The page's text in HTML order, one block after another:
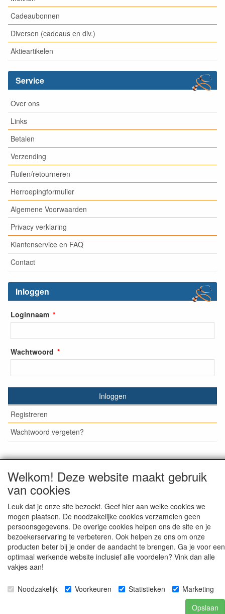
Cadeaubonnen
Diversen (cadeaus en div.)
Aktieartikelen
Service
Over ons
Links
Betalen
Verzending
Ruilen/retourneren
Herroepingformulier
Algemene Voorwaarden
Privacy verklaring
Klantenservice en FAQ
Contact
Inloggen
Loginnaam
Wachtwoord
Inloggen
Registreren
Wachtwoord vergeten?
© Medisan Trading | Alblasserdam. Alle genoemde prijzen
zijn inclusief BTW en exclusief
Welkom! Deze website maakt gebruik
van cookies
Leuk dat je onze site bezoekt. Geef hier aan welke cookies we
mogen plaatsen. De noodzakelijke cookies verzamelen geen
persoonsgegevens. De overige cookies helpen ons de site en je
bezoekerservaring te verbeteren. Ook helpen ze ons om onze
producten beter bij je onder de aandacht te brengen. Ga je voor een
optimaal werkende website inclusief alle voordelen? Vink dan alle
vakjes aan!
Noodzakelijk Voorkeuren Statistieken
Marketing
Opslaan